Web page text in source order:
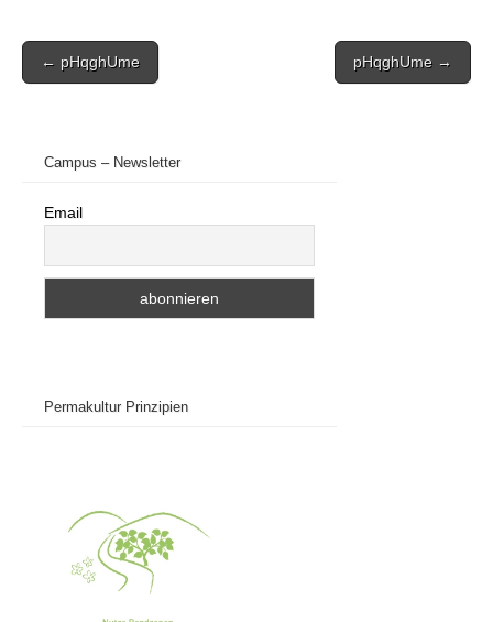
Post
navigation
← pHqghUme pHqghUme →
Campus – Newsletter
Email
Permakultur Prinzipien